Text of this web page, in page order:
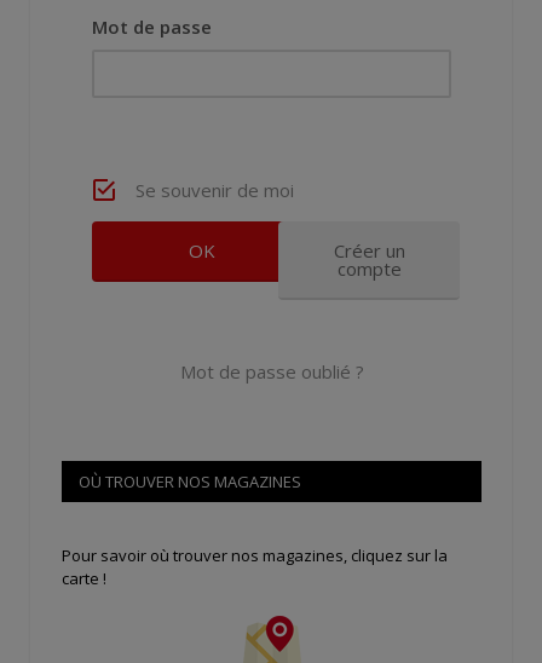
Mot de passe
Se souvenir de moi
Créer un
compte
Mot de passe oublié ?
OÙ TROUVER NOS MAGAZINES
Pour savoir où trouver nos magazines, cliquez sur la
carte !